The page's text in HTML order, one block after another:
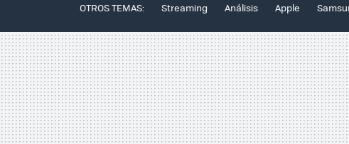
OTROS TEMAS: Streaming Análisis Apple